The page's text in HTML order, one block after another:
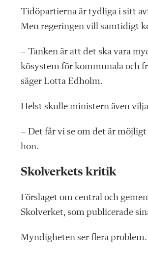
Tidöpartierna är tydliga i sitt
Men regeringen vill samtidigt
– Tanken är att det ska vara
kösystem för kommunala och
säger Lotta Edholm.
Helst skulle ministern även
– Det får vi se om det är
hon.
Skolverkets kritik
Förslaget om central och
Skolverket, som publicerade
Myndigheten ser flera problem.